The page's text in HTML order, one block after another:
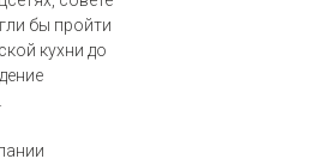
бы пройти
кухни до